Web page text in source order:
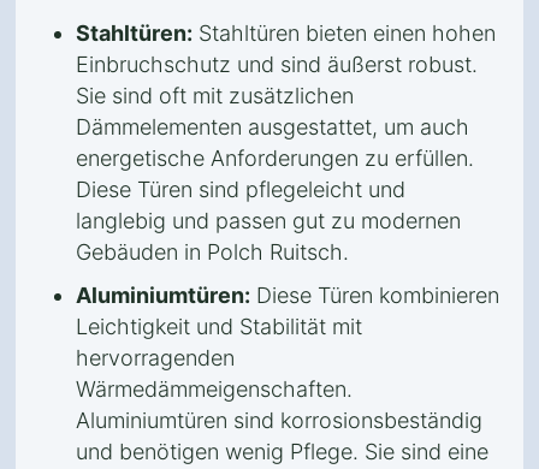
Stahltüren: Stahltüren bieten einen hohen
Einbruchschutz und sind äußerst robust.
Sie sind oft mit zusätzlichen
Dämmelementen ausgestattet, um auch
energetische Anforderungen zu erfüllen.
Diese Türen sind pflegeleicht und
langlebig und passen gut zu modernen
Gebäuden in Polch Ruitsch.
Aluminiumtüren: Diese Türen kombinieren
Leichtigkeit und Stabilität mit
hervorragenden
Wärmedämmeigenschaften.
Aluminiumtüren sind korrosionsbeständig
und benötigen wenig Pflege. Sie sind eine